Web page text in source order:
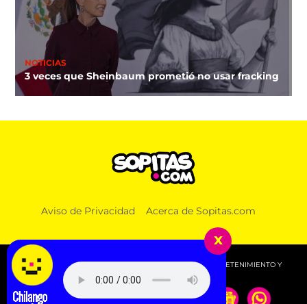
NOTICIAS
3 veces que Sheinbaum prometió no usar fracking
Aviso de Privacidad Acerca de Sopitas.com
© 2026 SOPITAS.COM - MÚSICA, NOTICIAS, DEPORTES, ENTRETENIMIENTO Y
MÁS!.
x